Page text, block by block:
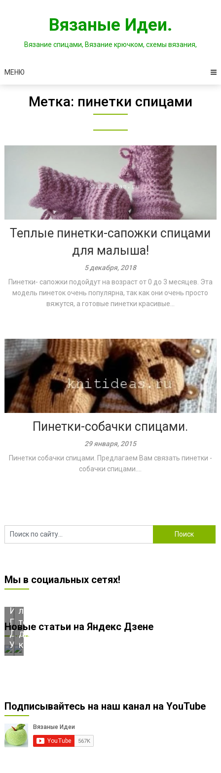
Вязаные Идеи.
Вязание спицами, Вязание крючком, схемы вязания,
МЕНЮ
Метка: пинетки спицами
Теплые пинетки-сапожки спицами
для малыша!
5 декабря, 2018
Пинетки- сапожки подойдут на возраст от 0 до 3 месяцев. Эта
модель пинеток очень популярна, так как они очень просто
вяжутся, а готовые пинетки красивые...
Пинетки-собачки спицами.
29 января, 2015
Пинетки собачки спицами. Предлагаем Вам связать пинетки -
собачки спицами....
Мы в социальных сетях!
Новые статьи на Яндекс Дзене
ВСЕГО
1
И
ПОЛУЧАЕМ
ДВУСТОРОННИЙ
УЗОР!
ПРОСТАЯ
СЕТКА
летнего
топа,
джемпера,
кардигана!
Подписывайтесь на наш канал на YouTube